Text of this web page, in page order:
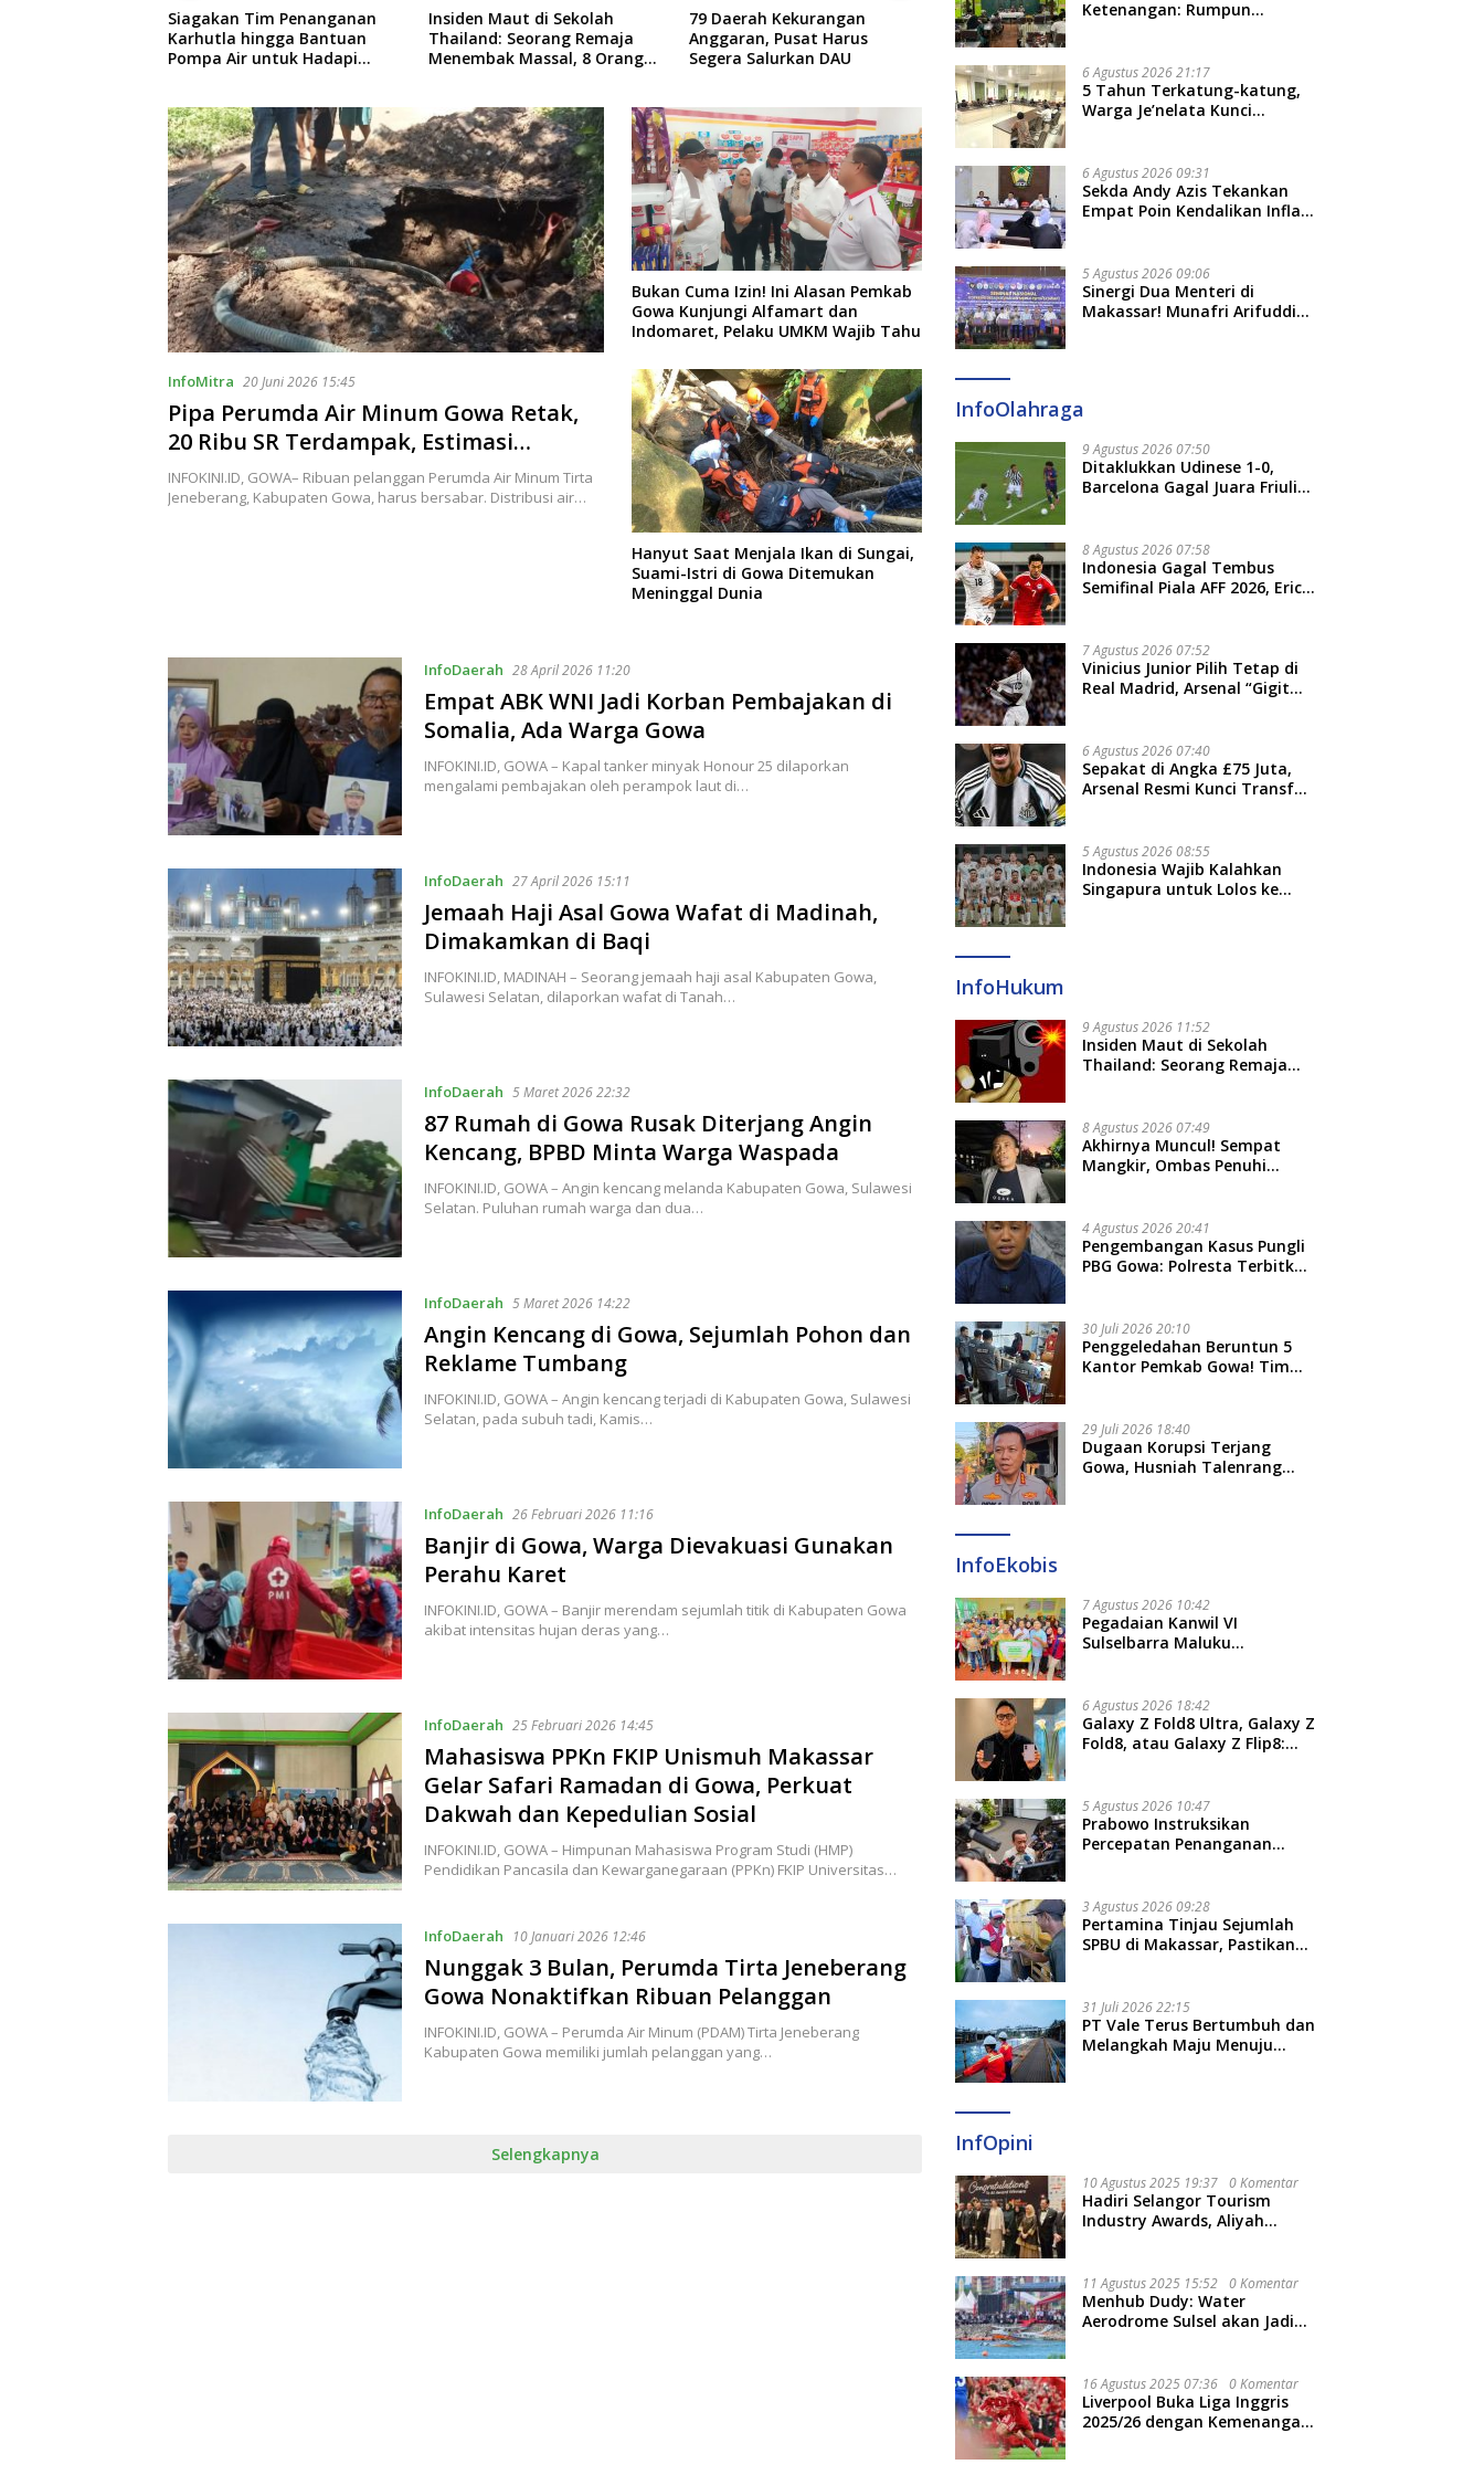
Insiden Maut di Sekolah
Thailand: Seorang Remaja
Menembak Massal, 8 Orang
79 Daerah Kekurangan
Anggaran, Pusat Harus
Segera Salurkan DAU
Ditaklukkan Udinese 1-0,
Barcelona Gagal Juara Friuli
Venezia Giulia Cup
Perkuat Dukungan bagi
Palestina, Indonesia Dorong
14 DPC Terima SK
InfoMitra 20 Juni 2026 15:45
Pipa Perumda Air Minum Gowa Retak,
20 Ribu SR Terdampak, Estimasi
Perbaikan 5 Jam, Normalisasi 3 Hari
INFOKINI.ID, GOWA– Ribuan pelanggan Perumda Air Minum Tirta
Jeneberang, Kabupaten Gowa, harus bersabar. Distribusi air…
Bukan Cuma Izin! Ini Alasan Pemkab
Gowa Kunjungi Alfamart dan
Indomaret, Pelaku UMKM Wajib Tahu
Hanyut Saat Menjala Ikan di Sungai,
Suami-Istri di Gowa Ditemukan
Meninggal Dunia
InfoDaerah 28 April 2026 11:20
Empat ABK WNI Jadi Korban Pembajakan di
Somalia, Ada Warga Gowa
INFOKINI.ID, GOWA – Kapal tanker minyak Honour 25 dilaporkan
mengalami pembajakan oleh perampok laut di…
InfoDaerah 27 April 2026 15:11
Jemaah Haji Asal Gowa Wafat di Madinah,
Dimakamkan di Baqi
INFOKINI.ID, MADINAH – Seorang jemaah haji asal Kabupaten Gowa,
Sulawesi Selatan, dilaporkan wafat di Tanah…
InfoDaerah 5 Maret 2026 22:32
87 Rumah di Gowa Rusak Diterjang Angin
Kencang, BPBD Minta Warga Waspada
INFOKINI.ID, GOWA – Angin kencang melanda Kabupaten Gowa, Sulawesi
Selatan. Puluhan rumah warga dan dua…
InfoDaerah 5 Maret 2026 14:22
Angin Kencang di Gowa, Sejumlah Pohon dan
Reklame Tumbang
INFOKINI.ID, GOWA – Angin kencang terjadi di Kabupaten Gowa, Sulawesi
Selatan, pada subuh tadi, Kamis…
InfoDaerah 26 Februari 2026 11:16
Banjir di Gowa, Warga Dievakuasi Gunakan
Perahu Karet
INFOKINI.ID, GOWA – Banjir merendam sejumlah titik di Kabupaten Gowa
akibat intensitas hujan deras yang…
InfoDaerah 25 Februari 2026 14:45
Mahasiswa PPKn FKIP Unismuh Makassar
Gelar Safari Ramadan di Gowa, Perkuat
Dakwah dan Kepedulian Sosial
INFOKINI.ID, GOWA – Himpunan Mahasiswa Program Studi (HMP)
Pendidikan Pancasila dan Kewarganegaraan (PPKn) FKIP Universitas…
InfoDaerah 10 Januari 2026 12:46
Nunggak 3 Bulan, Perumda Tirta Jeneberang
Gowa Nonaktifkan Ribuan Pelanggan
INFOKINI.ID, GOWA – Perumda Air Minum (PDAM) Tirta Jeneberang
Kabupaten Gowa memiliki jumlah pelanggan yang…
Selengkapnya
Ketenangan: Rumpun
Sepihak, Tekankan Jalur
Musyawarah, Ingatkan Soal
Adat dan Adab
6 Agustus 2026 21:17
5 Tahun Terkatung-katung,
Warga Je’nelata Kunci
6 Agustus 2026 09:31
Sekda Andy Azis Tekankan
Empat Poin Kendalikan Inflasi
5 Agustus 2026 09:06
Sinergi Dua Menteri di
Makassar! Munafri Arifuddin
InfoOlahraga
9 Agustus 2026 07:50
Ditaklukkan Udinese 1-0,
Barcelona Gagal Juara Friuli
8 Agustus 2026 07:58
Indonesia Gagal Tembus
Semifinal Piala AFF 2026, Erick
7 Agustus 2026 07:52
Vinicius Junior Pilih Tetap di
Real Madrid, Arsenal “Gigit
6 Agustus 2026 07:40
Sepakat di Angka £75 Juta,
Arsenal Resmi Kunci Transfer
5 Agustus 2026 08:55
Indonesia Wajib Kalahkan
Singapura untuk Lolos ke
InfoHukum
9 Agustus 2026 11:52
Insiden Maut di Sekolah
Thailand: Seorang Remaja
Dirawat Intensif
8 Agustus 2026 07:49
Akhirnya Muncul! Sempat
Mangkir, Ombas Penuhi
Pertanyaan
4 Agustus 2026 20:41
Pengembangan Kasus Pungli
PBG Gowa: Polresta Terbitkan
30 Juli 2026 20:10
Penggeledahan Beruntun 5
Kantor Pemkab Gowa! Tim
Rp16 Miliar
29 Juli 2026 18:40
Dugaan Korupsi Terjang
Gowa, Husniah Talenrang
InfoEkobis
7 Agustus 2026 10:42
Pegadaian Kanwil VI
Sulselbarra Maluku
Masyarakat
6 Agustus 2026 18:42
Galaxy Z Fold8 Ultra, Galaxy Z
Fold8, atau Galaxy Z Flip8:
5 Agustus 2026 10:47
Prabowo Instruksikan
Percepatan Penanganan
3 Agustus 2026 09:28
Pertamina Tinjau Sejumlah
SPBU di Makassar, Pastikan
31 Juli 2026 22:15
PT Vale Terus Bertumbuh dan
Melangkah Maju Menuju
InfOpini
10 Agustus 2025 19:37 0 Komentar
Hadiri Selangor Tourism
Industry Awards, Aliyah
11 Agustus 2025 15:52 0 Komentar
Menhub Dudy: Water
Aerodrome Sulsel akan Jadi
16 Agustus 2025 07:36 0 Komentar
Liverpool Buka Liga Inggris
2025/26 dengan Kemenangan,